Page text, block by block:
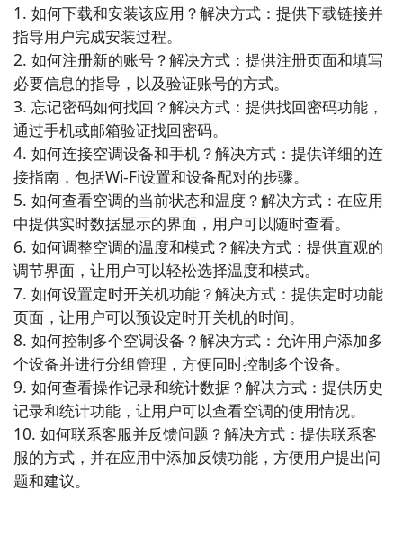
升手机运行速度，让手机更加流畅。
6. 《WiFi密码查看器》：一款方便的WiFi工具类APP，
能够快速查看已连接WiFi的密码，方便用户在其他设备
上进行连接。
7. 《系统清理大师》：一款全面的系统工具类APP，能
够清理手机缓存、垃圾文件，提供存储空间释放和系统
优化的功能。
8. 《WiFi共享大师》：一款实用的WiFi工具类APP，能
够将手机的网络连接分享给其他设备，方便用户在多个
设备上同时使用网络。
9. 《一键清理大师》：一款简单易用的系统工具类
APP，通过一键清理无用文件和进程，帮助用户快速释
放手机内存，提升手机性能。
10. 《WiFi自动连接器》：一款智能的WiFi工具类APP，
能够自动连接用户曾经连接过的WiFi网络，省去手动操
作，提供更便捷的网络体验。
1. 如何下载和安装该应用？解决方式：提供下载链接并
指导用户完成安装过程。
2. 如何注册新的账号？解决方式：提供注册页面和填写
必要信息的指导，以及验证账号的方式。
3. 忘记密码如何找回？解决方式：提供找回密码功能，
通过手机或邮箱验证找回密码。
4. 如何连接空调设备和手机？解决方式：提供详细的连
接指南，包括Wi-Fi设置和设备配对的步骤。
5. 如何查看空调的当前状态和温度？解决方式：在应用
中提供实时数据显示的界面，用户可以随时查看。
6. 如何调整空调的温度和模式？解决方式：提供直观的
调节界面，让用户可以轻松选择温度和模式。
7. 如何设置定时开关机功能？解决方式：提供定时功能
页面，让用户可以预设定时开关机的时间。
8. 如何控制多个空调设备？解决方式：允许用户添加多
个设备并进行分组管理，方便同时控制多个设备。
9. 如何查看操作记录和统计数据？解决方式：提供历史
记录和统计功能，让用户可以查看空调的使用情况。
10. 如何联系客服并反馈问题？解决方式：提供联系客
服的方式，并在应用中添加反馈功能，方便用户提出问
题和建议。